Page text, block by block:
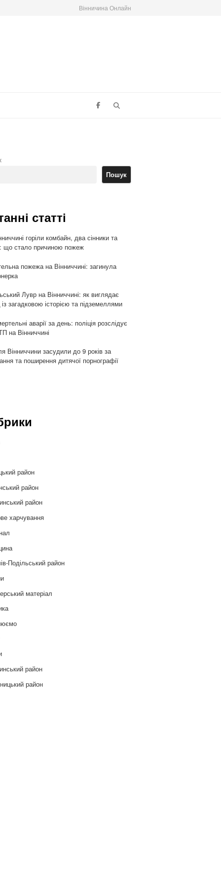
Вінничина Онлайн
Пошук
статті
горіли комбайн, два сінники та
що стало причиною пожеж
пожежа на Вінниччині: загинула
Лувр на Вінниччині: як виглядає
загадковою історією та підземеллями
аварії за день: поліція розслідує
на Вінниччині
Вінниччини засудили до 9 років за
та поширення дитячої порнографії
район
район
район
харчування
Подільський район
матеріал
район
район